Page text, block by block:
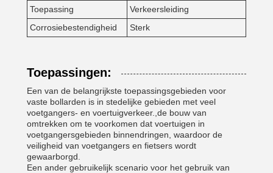
Toepassing
Verkeersleiding
Corrosiebestendigheid
Sterk
Toepassingen:
Een van de belangrijkste toepassingsgebieden voor
vaste bollarden is in stedelijke gebieden met veel
voetgangers- en voertuigverkeer.,de bouw van
omtrekken om te voorkomen dat voertuigen in
voetgangersgebieden binnendringen, waardoor de
veiligheid van voetgangers en fietsers wordt
gewaarborgd.
Een ander gebruikelijk scenario voor het gebruik van